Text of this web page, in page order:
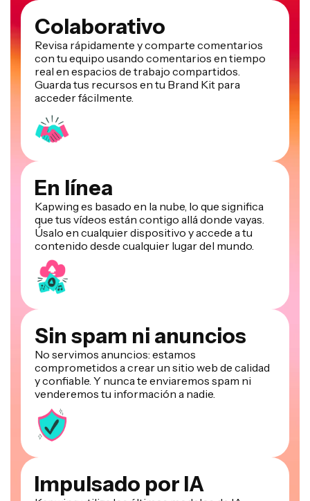
Colaborativo
Revisa rápidamente y comparte comentarios
con tu equipo usando comentarios en tiempo
real en espacios de trabajo compartidos.
Guarda tus recursos en tu Brand Kit para
acceder fácilmente.
En línea
Kapwing es basado en la nube, lo que significa
que tus vídeos están contigo allá donde vayas.
Úsalo en cualquier dispositivo y accede a tu
contenido desde cualquier lugar del mundo.
Sin spam ni anuncios
No servimos anuncios: estamos
comprometidos a crear un sitio web de calidad
y confiable. Y nunca te enviaremos spam ni
venderemos tu información a nadie.
Impulsado por IA
Kapwing utiliza los últimos modelos de IA